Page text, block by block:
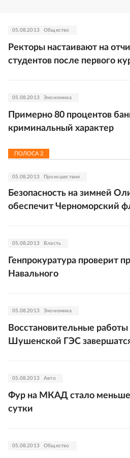
05.08.2013 Общество
Ректоры настаивают на
студентов после первого
05.08.2013 Экономика
Примерно 80 процентов
криминальный характер
ПОЛОСА 2
05.08.2013 Происшествия
Безопасность на зимней
обеспечит Черноморский
05.08.2013 Власть
Генпрокуратура проверит
Навального
05.08.2013 Экономика
Восстановительные работы
Шушенской ГЭС
05.08.2013 Авто
Фур на МКАД стало меньше
сутки
05.08.2013 Общество